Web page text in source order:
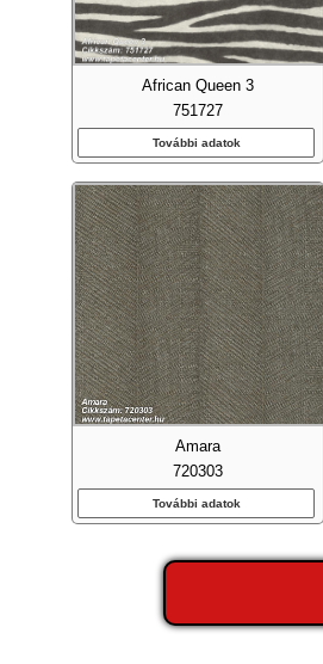
African Queen 3
751727
További adatok
Amara
720303
További adatok